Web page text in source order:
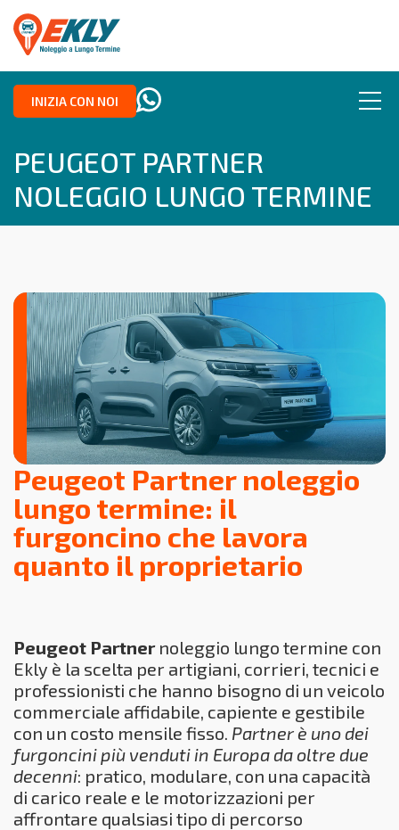
INIZIA CON NOI
PEUGEOT PARTNER
NOLEGGIO LUNGO TERMINE
Peugeot Partner noleggio
lungo termine: il
furgoncino che lavora
quanto il proprietario
Peugeot Partnernoleggio lungo termine con
Ekly è la scelta per artigiani, corrieri, tecnici e
professionisti che hanno bisogno di un veicolo
commerciale affidabile, capiente e gestibile
con un costo mensile fisso. Partner è uno dei
furgoncini più venduti in Europa da oltre due
decenni: pratico, modulare, con una capacità
di carico reale e le motorizzazioni per
affrontare qualsiasi tipo di percorso